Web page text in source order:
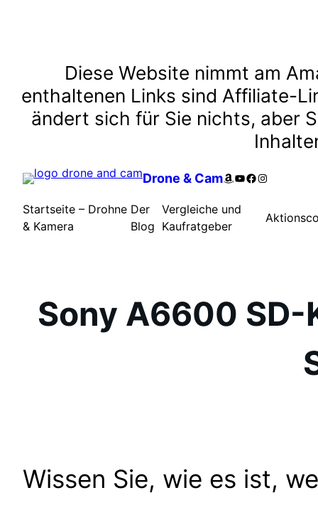
springen
Diese Website nimmt am
enthaltenen Links sind Affiliate-
ändert sich für Sie nichts, aber
Drone & CamAmazon
YouTube
Facebook
Instagram
Startseite – Drohne
& Kamera
Der
Blog
Vergleiche und
Kaufratgeber
Sony A6600
Wissen Sie, wie es ist,